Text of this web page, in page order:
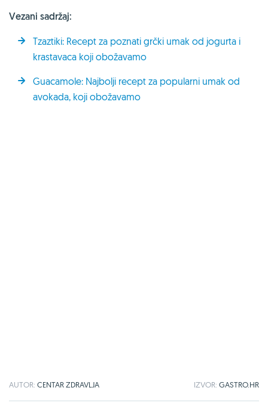
Vezani sadržaj:
Tzaztiki: Recept za poznati grčki umak od jogurta i
krastavaca koji obožavamo
Guacamole: Najbolji recept za popularni umak od
avokada, koji obožavamo
AUTOR: CENTAR ZDRAVLJA IZVOR: GASTRO.HR